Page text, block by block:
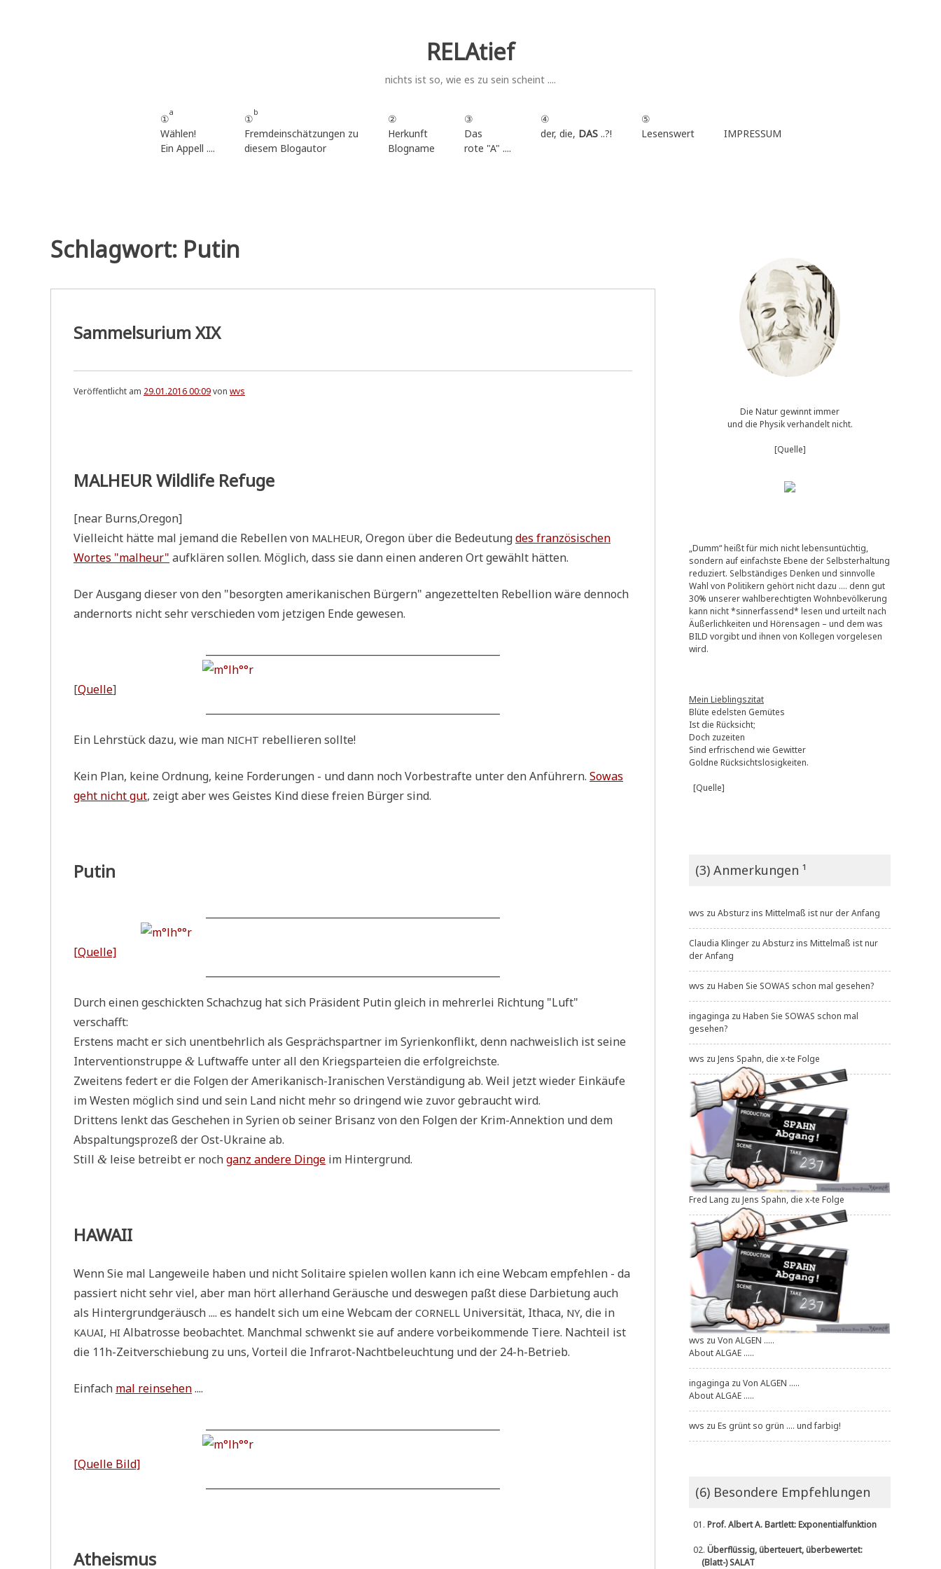
RELAtief
nichts ist so, wie es zu sein scheint ....
①
a
Wählen!
Ein Appell ....
①
b
Fremdeinschätzungen zu
diesem Blogautor
②
Herkunft
Blogname
③
Das
rote "A" ....
④
der, die, DAS..?!
⑤
Lesenswert
IMPRESSUM
Schlagwort: Putin
Sammelsurium XIX
Veröffentlicht am 29.01.2016 00:09von wvs
MALHEUR Wildlife Refuge
[near Burns,Oregon]
Viel­leicht hät­te mal jemand die Rebel­len von MALHEUR, Ore­gon über die Bedeu­tungdes fran­zö­si­schen
Wor­tes "mal­heur" auf­klä­ren sol­len. Mög­lich, dass sie dann einen ande­ren Ort gewählt hätten.
Der Aus­gang die­ser von den "besorg­ten ame­ri­ka­ni­schen Bür­gern" ange­zet­tel­ten Rebel­li­on wäre den­noch
andern­orts nicht sehr ver­schie­den vom jet­zi­gen Ende gewesen.
[Quel­le]
Ein Lehr­stück dazu, wie man NICHT rebel­lie­ren sollte!
Kein Plan, kei­ne Ord­nung, kei­ne For­de­run­gen - und dann noch Vor­be­straf­te unter den Anfüh­rern. Sowas
geht nicht gut, zeigt aber wes Gei­stes Kind die­se frei­en Bür­ger sind.
Putin
[Quel­le]
Durch einen geschick­ten Schach­zug hat sich Prä­si­dent Putin gleich in meh­rer­lei Rich­tung "Luft"
verschafft:
Erstens macht er sich unent­behr­lich als Gesprächs­part­ner im Syri­en­kon­flikt, denn nach­weis­lich ist sei­ne
Inter­ven­ti­ons­trup­pe & Luft­waf­fe unter all den Kriegs­par­tei­en die erfolgreichste.
Zwei­tens federt er die Fol­gen der Ame­ri­ka­nisch-Ira­ni­schen Ver­stän­di­gung ab. Weil jetzt wie­der Ein­käu­fe
im Westen mög­lich sind und sein Land nicht mehr so drin­gend wie zuvor gebraucht wird.
Drit­tens lenkt das Gesche­hen in Syri­en ob sei­ner Bri­sanz von den Fol­gen der Krim-Annek­ti­on und dem
Abspal­tungs­pro­zeß der Ost-Ukrai­ne ab.
Still & lei­se betreibt er nochganz ande­re Din­ge im Hintergrund.
HAWAII
Wenn Sie mal Lan­ge­wei­le haben und nicht Soli­taire spie­len wol­len kann ich eine Web­cam emp­feh­len - da
pas­siert nicht sehr viel, aber man hört aller­hand Geräu­sche und des­we­gen paßt die­se Dar­bie­tung auch
als Hin­ter­grund­ge­räusch .... es han­delt sich um eine Web­cam der CORNELL Uni­ver­si­tät, Itha­ca, NY, die in
KAUAI, HI Alba­tros­se beob­ach­tet. Manch­mal schwenkt sie auf ande­re vor­bei­kom­men­de Tie­re. Nach­teil ist
die 11h-Zeit­ver­schie­bung zu uns, Vor­teil die Infra­rot-Nacht­be­leuch­tung und der 24-h-Betrieb.
Ein­fach mal rein­se­hen....
[Quel­le Bild]
Atheismus
Die Natur gewinnt immer
und die Physik verhandelt nicht.
[Quelle]
„Dumm“ heißt für mich nicht lebensuntüchtig,
sondern auf einfachste Ebene der Selbsterhaltung
reduziert. Selbständiges Denken und sinnvolle
Wahl von Politikern gehört nicht dazu …. denn gut
30% unserer wahlberechtigten Wohnbevölkerung
kann nicht *sinnerfassend* lesen und urteilt nach
Äußerlichkeiten und Hörensagen – und dem was
BILD vorgibt und ihnen von Kollegen vorgelesen
wird.
Mein Lieblingszitat
Blüte edelsten Gemütes
Ist die Rücksicht;
Doch zuzeiten
Sind erfrischend wie Gewitter
Goldne Rücksichtslosigkeiten.
[Quelle]
(3) Anmerkungen ¹
wvs zu Absturz ins Mittelmaß ist nur der Anfang
Claudia Klinger zu Absturz ins Mittelmaß ist nur
der Anfang
wvs zu Haben Sie SOWAS schon mal gesehen?
ingaginga zu Haben Sie SOWAS schon mal
gesehen?
wvs zu Jens Spahn, die x-te Folge
Fred Lang zu Jens Spahn, die x-te Folge
wvs zu Von ALGEN .....
About ALGAE .....
ingaginga zu Von ALGEN .....
About ALGAE .....
wvs zu Es grünt so grün .... und farbig!
(6) Besondere Empfehlungen
01. Prof. Albert A. Bartlett: Exponentialfunktion
02. Überflüssig, überteuert, überbewertet:
(Blatt-) SALAT